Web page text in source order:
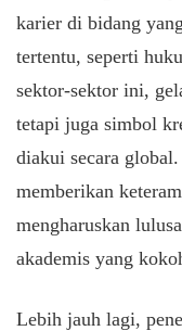
karier di bidang
tertentu, seperti
sektor-sektor ini,
tetapi juga simbol
diakui secara
memberikan
mengharuskan
akademis yang
Lebih jauh lagi,